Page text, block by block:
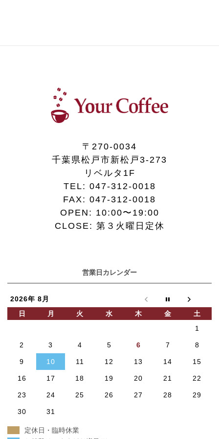
〒270-0034
千葉県松戸市新松戸3-273
リベルタ1F
TEL: 047-312-0018
FAX: 047-312-0018
OPEN: 10:00〜19:00
CLOSE: 第３火曜日定休
営業日カレンダー
2026年 8月
日
月 火 水 木 金
土
1
2 3 4 5 6 7 8
9 10 11 12 13 14 15
16 17 18 19 20 21 22
23 24 25 26 27 28 29
30 31
定休日・臨時休業